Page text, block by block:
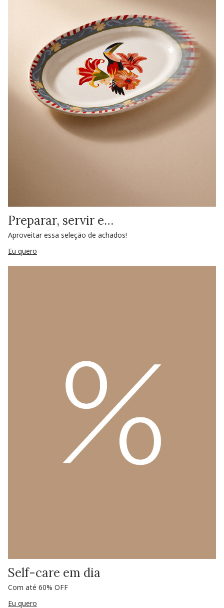
Preparar, servir e…
Aproveitar essa seleção de achados!
Eu quero
Self-care em dia
Com até 60% OFF
Eu quero